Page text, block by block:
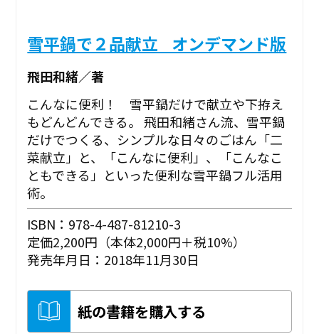
雪平鍋で２品献立 _オンデマンド版
飛田和緒／著
こんなに便利！ 雪平鍋だけで献立や下拵え
もどんどんできる。 飛田和緒さん流、雪平鍋
だけでつくる、シンプルな日々のごはん「二
菜献立」と、「こんなに便利」、「こんなこ
ともできる」といった便利な雪平鍋フル活用
術。
ISBN：978-4-487-81210-3
定価2,200円（本体2,000円＋税10%）
発売年月日：2018年11月30日
紙の書籍を購入する